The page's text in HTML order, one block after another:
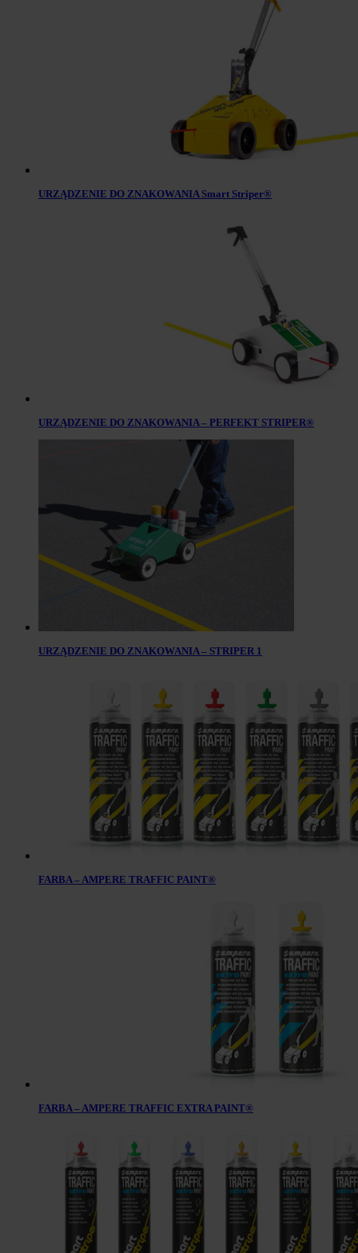
URZĄDZENIE DO ZNAKOWANIA Smart Striper®
URZĄDZENIE DO ZNAKOWANIA – PERFEKT STRIPER®
URZĄDZENIE DO ZNAKOWANIA – STRIPER 1
FARBA – AMPERE TRAFFIC PAINT®
FARBA – AMPERE TRAFFIC EXTRA PAINT®